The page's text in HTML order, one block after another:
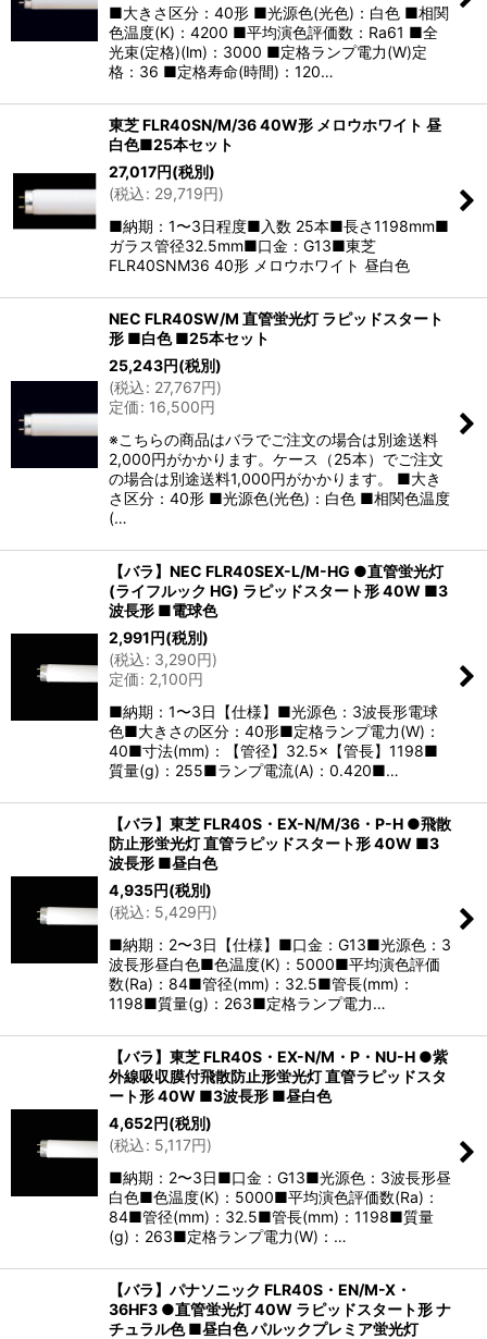
■大きさ区分：40形 ■光源色(光色)：白色 ■相関
色温度(K)：4200 ■平均演色評価数：Ra61 ■全
光束(定格)(lm)：3000 ■定格ランプ電力(W)定
格：36 ■定格寿命(時間)：120…
東芝 FLR40SN/M/36 40W形 メロウホワイト 昼
白色■25本セット
27,017円(税別)
(税込: 29,719円)
■納期：1〜3日程度■入数 25本■長さ1198mm■
ガラス管径32.5mm■口金：G13■東芝
FLR40SNM36 40形 メロウホワイト 昼白色
NEC FLR40SW/M 直管蛍光灯 ラピッドスタート
形 ■白色 ■25本セット
25,243円(税別)
(税込: 27,767円)
定価: 16,500円
※こちらの商品はバラでご注文の場合は別途送料
2,000円がかかります。ケース（25本）でご注文
の場合は別途送料1,000円がかかります。 ■大き
さ区分：40形 ■光源色(光色)：白色 ■相関色温度
(…
【バラ】NEC FLR40SEX-L/M-HG ●直管蛍光灯
(ライフルック HG) ラピッドスタート形 40W ■3
波長形 ■電球色
2,991円(税別)
(税込: 3,290円)
定価: 2,100円
■納期：1〜3日【仕様】■光源色：3波長形電球
色■大きさの区分：40形■定格ランプ電力(W)：
40■寸法(mm)：【管径】32.5×【管長】1198■
質量(g)：255■ランプ電流(A)：0.420■…
【バラ】東芝 FLR40S・EX-N/M/36・P-H ●飛散
防止形蛍光灯 直管ラピッドスタート形 40W ■3
波長形 ■昼白色
4,935円(税別)
(税込: 5,429円)
■納期：2〜3日【仕様】■口金：G13■光源色：3
波長形昼白色■色温度(K)：5000■平均演色評価
数(Ra)：84■管径(mm)：32.5■管長(mm)：
1198■質量(g)：263■定格ランプ電力…
【バラ】東芝 FLR40S・EX-N/M・P・NU-H ●紫
外線吸収膜付飛散防止形蛍光灯 直管ラピッドスタ
ート形 40W ■3波長形 ■昼白色
4,652円(税別)
(税込: 5,117円)
■納期：2〜3日■口金：G13■光源色：3波長形昼
白色■色温度(K)：5000■平均演色評価数(Ra)：
84■管径(mm)：32.5■管長(mm)：1198■質量
(g)：263■定格ランプ電力(W)：…
【バラ】パナソニック FLR40S・EN/M-X・
36HF3 ●直管蛍光灯 40W ラピッドスタート形 ナ
チュラル色 ■昼白色 パルックプレミア蛍光灯